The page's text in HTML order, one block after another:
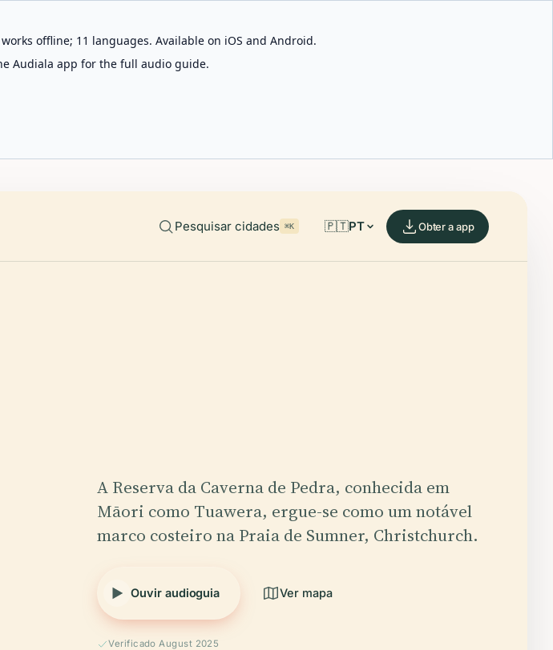
offline; 11 languages. Available on iOS and Android.
Audiala app for the full audio guide.
Pesquisar cidades ⌘K 🇵🇹PT Obter a app
A Reserva da Caverna de Pedra, conhecida em
Māori como Tuawera, ergue-se como um notável
marco costeiro na Praia de Sumner, Christchurch.
Ouvir audioguia Ver mapa
Verificado August 2025